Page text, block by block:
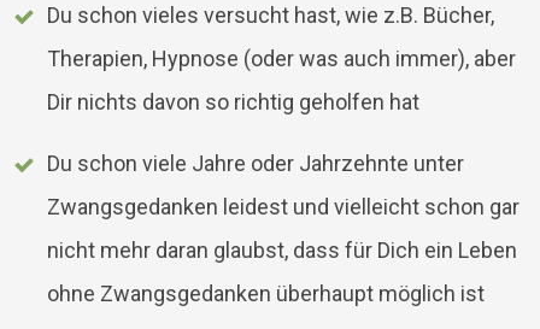
Du schon vieles versucht hast, wie z.B. Bücher,
Therapien, Hypnose (oder was auch immer), aber
Dir nichts davon so richtig geholfen hat
Du schon viele Jahre oder Jahrzehnte unter
Zwangsgedanken leidest und vielleicht schon gar
nicht mehr daran glaubst, dass für Dich ein Leben
ohne Zwangsgedanken überhaupt möglich ist